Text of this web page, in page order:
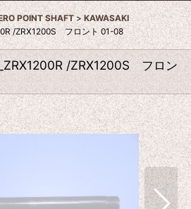
POINT SHAFT > KAWASAKI
/ZRX1200S フロント 01-08
/ZRX1200S フロン